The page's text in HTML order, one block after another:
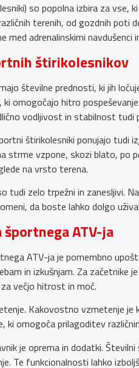
so popolna izbira za vse,
terenih, od gozdnih poti
med adrenalinskimi
štirikolesnikov
številne prednosti, ki jih
omogočajo hitro
vodljivost in stabilnost tudi
štirikolesniki ponujajo tudi
strme vzpone, skozi blato, po
na vrsto terena.
tudi zelo trpežni in zanesljivi.
da boste lahko dolgo
ATV-ja
ATV-ja je pomembno
in izkušnjam. Za začetnike
večjo hitrost in moč.
Kakovostno vzmetenje je
ki omogoča prilagoditev
je oprema in dodatki.
Te funkcionalnosti lahko